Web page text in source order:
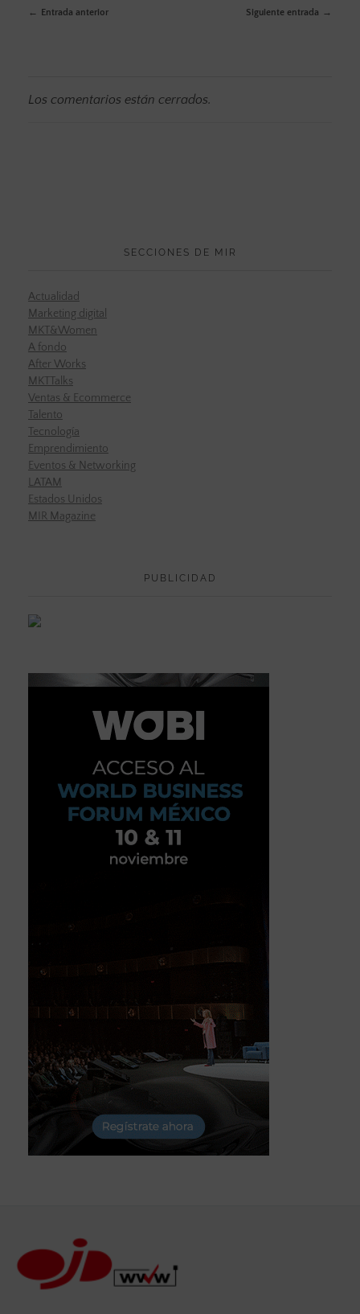
Entrada anterior Siguiente entrada
Los comentarios están cerrados.
SECCIONES DE MIR
Actualidad
Marketing digital
MKT&Women
A fondo
After Works
MKTTalks
Ventas & Ecommerce
Talento
Tecnología
Emprendimiento
Eventos & Networking
LATAM
Estados Unidos
MIR Magazine
PUBLICIDAD